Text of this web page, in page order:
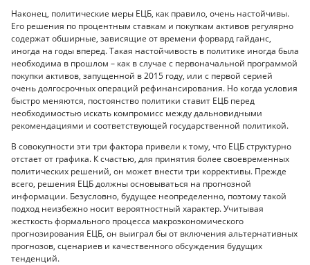
Наконец, политические меры ЕЦБ, как правило, очень настойчивы.
Его решения по процентным ставкам и покупкам активов регулярно
содержат обширные, зависящие от времени форвард гайданс,
иногда на годы вперед. Такая настойчивость в политике иногда была
необходима в прошлом – как в случае с первоначальной программой
покупки активов, запущенной в 2015 году, или с первой серией
очень долгосрочных операций рефинансирования. Но когда условия
быстро меняются, постоянство политики ставит ЕЦБ перед
необходимостью искать компромисс между дальновидными
рекомендациями и соответствующей государственной политикой.
В совокупности эти три фактора привели к тому, что ЕЦБ структурно
отстает от графика. К счастью, для принятия более своевременных
политических решений, он может внести три коррективы. Прежде
всего, решения ЕЦБ должны основываться на прогнозной
информации. Безусловно, будущее неопределенно, поэтому такой
подход неизбежно носит вероятностный характер. Учитывая
жесткость формального процесса макроэкономического
прогнозирования ЕЦБ, он выиграл бы от включения альтернативных
прогнозов, сценариев и качественного обсуждения будущих
тенденций.